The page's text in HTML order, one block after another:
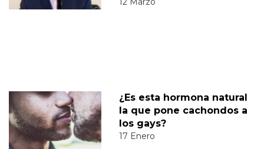
¿Es esta hormona natural
la que pone cachondos a
los gays?
17 Enero